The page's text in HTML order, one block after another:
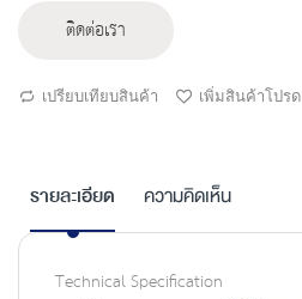
ติดต่อเรา
เปรียบเทียบสินค้า เพิ่มสินค้าโปรด
รายละเอียด
Technical Specification
ความคิดเห็น